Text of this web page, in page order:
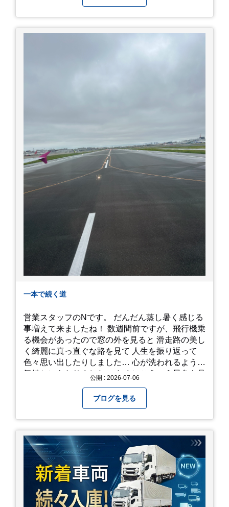
た高価買取が可能です。
一本で続く道
営業スタッフのNです。 だんだん蒸し暑く感じる
事増えて来ましたね！ 数週間前ですが、飛行機乗
る機会があったので窓の外を見ると 滑走路の美し
く綺麗に真っ直ぐな路を見て 人生を振り返って
色々思い出したりしました… 心が洗われるような
気持ちにもなりました。 たまにこういう景色も見
番になりますが皆様方くれぐれもご自愛ください
公開 : 2026-07-06
ブログを見る